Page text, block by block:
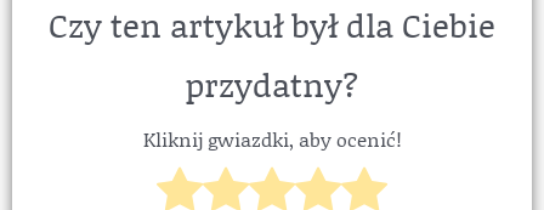
Czy ten artykuł był dla Ciebie
przydatny?
Kliknij gwiazdki, aby ocenić!